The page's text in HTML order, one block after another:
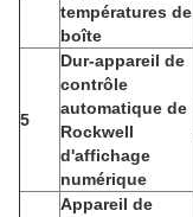
températures de
boîte
5
Dur-appareil de
contrôle
automatique de
Rockwell
d'affichage
numérique
Appareil de